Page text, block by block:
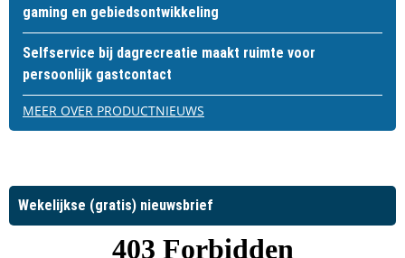
gaming en gebiedsontwikkeling
Selfservice bij dagrecreatie maakt ruimte voor
persoonlijk gastcontact
MEER OVER PRODUCTNIEUWS
Wekelijkse (gratis) nieuwsbrief